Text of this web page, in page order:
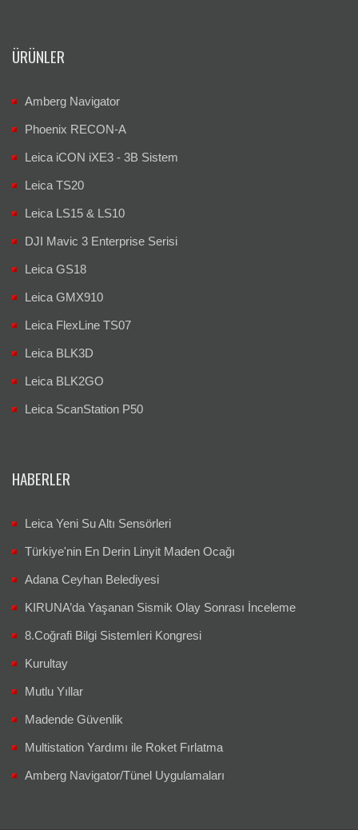
ÜRÜNLER
Amberg Navigator
Phoenix RECON-A
Leica iCON iXE3 - 3B Sistem
Leica TS20
Leica LS15 & LS10
DJI Mavic 3 Enterprise Serisi
Leica GS18
Leica GMX910
Leica FlexLine TS07
Leica BLK3D
Leica BLK2GO
Leica ScanStation P50
HABERLER
Leica Yeni Su Altı Sensörleri
Türkiye'nin En Derin Linyit Maden Ocağı
Adana Ceyhan Belediyesi
KIRUNA’da Yaşanan Sismik Olay Sonrası İnceleme
8.Coğrafi Bilgi Sistemleri Kongresi
Kurultay
Mutlu Yıllar
Madende Güvenlik
Multistation Yardımı ile Roket Fırlatma
Amberg Navigator/Tünel Uygulamaları